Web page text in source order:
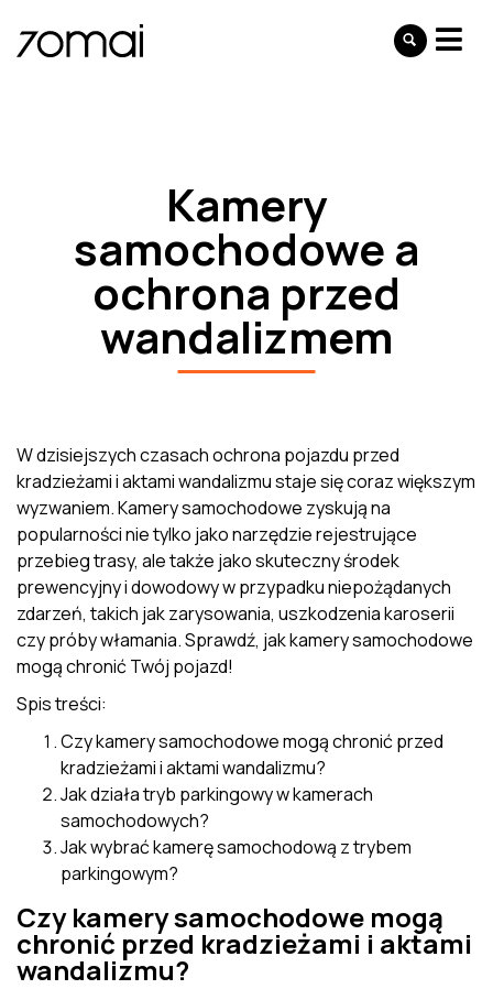
Kamery
samochodowe a
ochrona przed
wandalizmem
W dzisiejszych czasach ochrona pojazdu przed
kradzieżami i aktami wandalizmu staje się coraz większym
wyzwaniem. Kamery samochodowe zyskują na
popularności nie tylko jako narzędzie rejestrujące
przebieg trasy, ale także jako skuteczny środek
prewencyjny i dowodowy w przypadku niepożądanych
zdarzeń, takich jak zarysowania, uszkodzenia karoserii
czy próby włamania. Sprawdź, jak kamery samochodowe
mogą chronić Twój pojazd!
Spis treści:
Czy kamery samochodowe mogą chronić przed
kradzieżami i aktami wandalizmu?
Jak działa tryb parkingowy w kamerach
samochodowych?
Jak wybrać kamerę samochodową z trybem
parkingowym?
Czy kamery samochodowe mogą
chronić przed kradzieżami i aktami
wandalizmu?